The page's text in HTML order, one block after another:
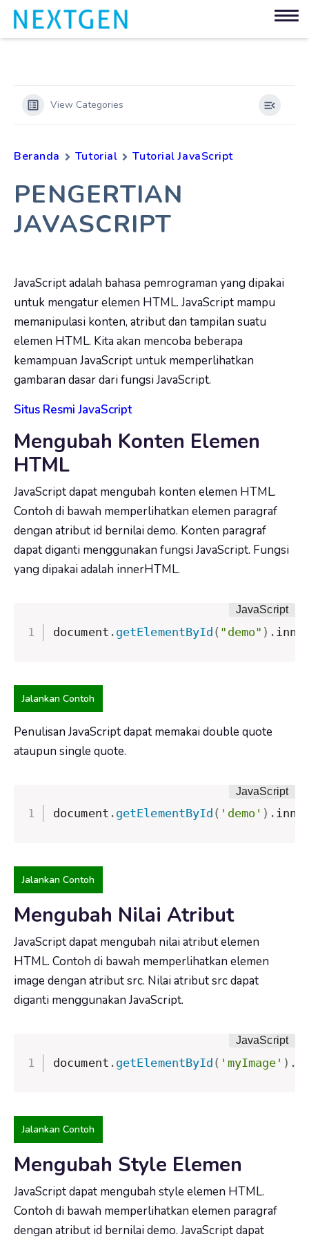
View Categories
Beranda Tutorial Tutorial JavaScript
PENGERTIAN
JAVASCRIPT
JavaScript adalah bahasa pemrograman yang dipakai
untuk mengatur elemen HTML. JavaScript mampu
memanipulasi konten, atribut dan tampilan suatu
elemen HTML. Kita akan mencoba beberapa
kemampuan JavaScript untuk memperlihatkan
gambaran dasar dari fungsi JavaScript.
Situs Resmi JavaScript
Mengubah Konten Elemen
HTML
JavaScript dapat mengubah konten elemen HTML.
Contoh di bawah memperlihatkan elemen paragraf
dengan atribut id bernilai demo. Konten paragraf
dapat diganti menggunakan fungsi JavaScript. Fungsi
yang dipakai adalah innerHTML.
document . getElementById ( "demo" ) .
Jalankan Contoh
Penulisan JavaScript dapat memakai double quote
ataupun single quote.
document . getElementById ( 'demo' ) .
Jalankan Contoh
Mengubah Nilai Atribut
JavaScript dapat mengubah nilai atribut elemen
HTML. Contoh di bawah memperlihatkan elemen
image dengan atribut src. Nilai atribut src dapat
diganti menggunakan JavaScript.
document . getElementById ( 'myImage' ) .
Jalankan Contoh
Mengubah Style Elemen
JavaScript dapat mengubah style elemen HTML.
Contoh di bawah memperlihatkan elemen paragraf
dengan atribut id bernilai demo. JavaScript dapat